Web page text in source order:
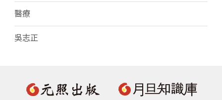
醫療
吳志正